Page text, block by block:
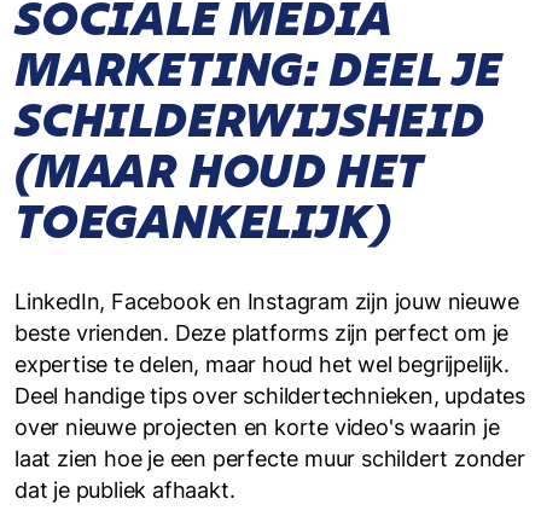
SOCIALE MEDIA
MARKETING: DEEL JE
SCHILDERWIJSHEID
(MAAR HOUD HET
TOEGANKELIJK)
LinkedIn, Facebook en Instagram zijn jouw nieuwe
beste vrienden. Deze platforms zijn perfect om je
expertise te delen, maar houd het wel begrijpelijk.
Deel handige tips over schildertechnieken, updates
over nieuwe projecten en korte video's waarin je
laat zien hoe je een perfecte muur schildert zonder
dat je publiek afhaakt.